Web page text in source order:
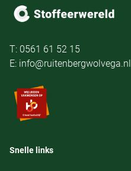
T: 0561 61 52 15
E: info@ruitenbergwolvega.nl
Snelle links